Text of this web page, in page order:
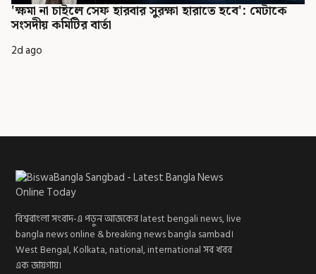
'ক্ষমা না চাইলে সেফ হারবার সুরক্ষা হারাতে হবে': মেটাকে
সংসদীয় কমিটির বার্তা
2d ago
বিশ্ববাংলা সংবাদ-এ পড়ুন আজকের latest bengali news, live
bangla news online & breaking news bangla sambad।
West Bengal, Kolkata, national, international সব খবর
এক জায়গায়।